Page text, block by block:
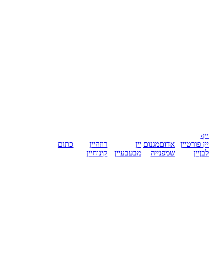
יין›
יין פורטיין
לבןיין
אדוםמגנום
שמפנייה
יין
מבעבעיין
רוזהיין
קינוחיין
כתום